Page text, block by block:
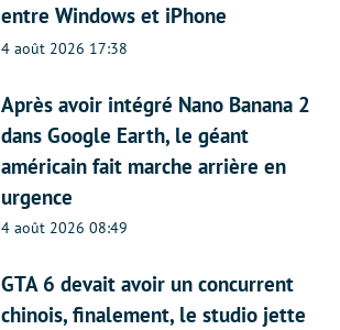
entre Windows et iPhone
4 août 2026 17:38
Après avoir intégré Nano Banana 2
dans Google Earth, le géant
américain fait marche arrière en
urgence
4 août 2026 08:49
GTA 6 devait avoir un concurrent
chinois, finalement, le studio jette